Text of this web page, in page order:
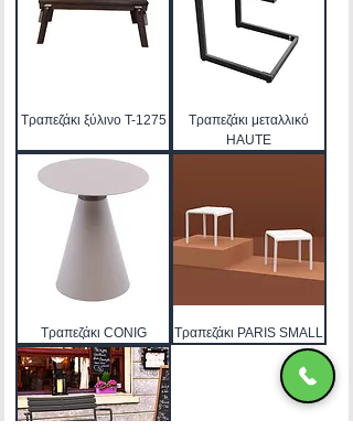
Τραπεζάκι ξύλινο T-1275
Τραπεζάκι μεταλλικό
HAUTE
Τραπεζάκι CONIG Τραπεζάκι PARIS SMALL